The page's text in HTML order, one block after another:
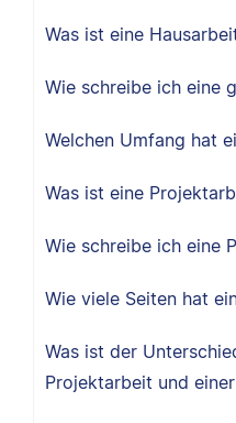
Was ist eine
Wie schreibe ich eine
Welchen Umfang hat
Was ist eine
Wie schreibe ich eine
Wie viele Seiten hat
Was ist der
Projektarbeit und